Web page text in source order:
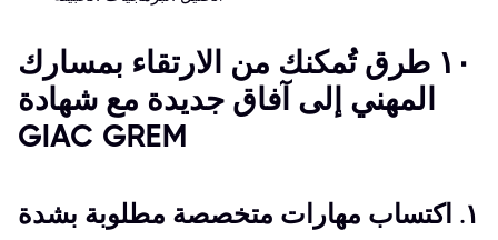
١٠ طرق تُمكنك من الارتقاء بمسارك
المهني إلى آفاق جديدة مع شهادة
GIAC GREM
١. اكتساب مهارات متخصصة مطلوبة بشدة